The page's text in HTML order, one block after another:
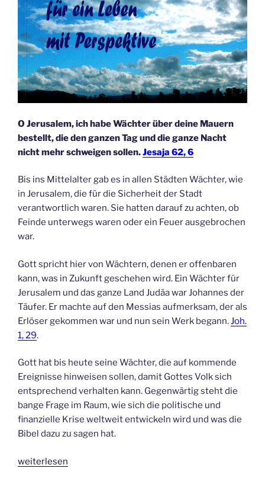
O Jerusalem, ich habe Wächter über deine Mauern
bestellt, die den ganzen Tag und die ganze Nacht
nicht mehr schweigen sollen.Jesaja 62, 6
Bis ins Mittelalter gab es in allen Städten Wächter, wie
in Jerusalem, die für die Sicherheit der Stadt
verantwortlich waren. Sie hatten darauf zu achten, ob
Feinde unterwegs waren oder ein Feuer ausgebrochen
war.
Gott spricht hier von Wächtern, denen er offenbaren
kann, was in Zukunft geschehen wird. Ein Wächter für
Jerusalem und das ganze Land Judäa war Johannes der
Täufer. Er machte auf den Messias aufmerksam, der als
Erlöser gekommen war und nun sein Werk begann.Joh.
1, 29.
Gott hat bis heute seine Wächter, die auf kommende
Ereignisse hinweisen sollen, damit Gottes Volk sich
entsprechend verhalten kann. Gegenwärtig steht die
bange Frage im Raum, wie sich die politische und
finanzielle Krise weltweit entwickeln wird und was die
Bibel dazu zu sagen hat.
„Der
weiterlesen